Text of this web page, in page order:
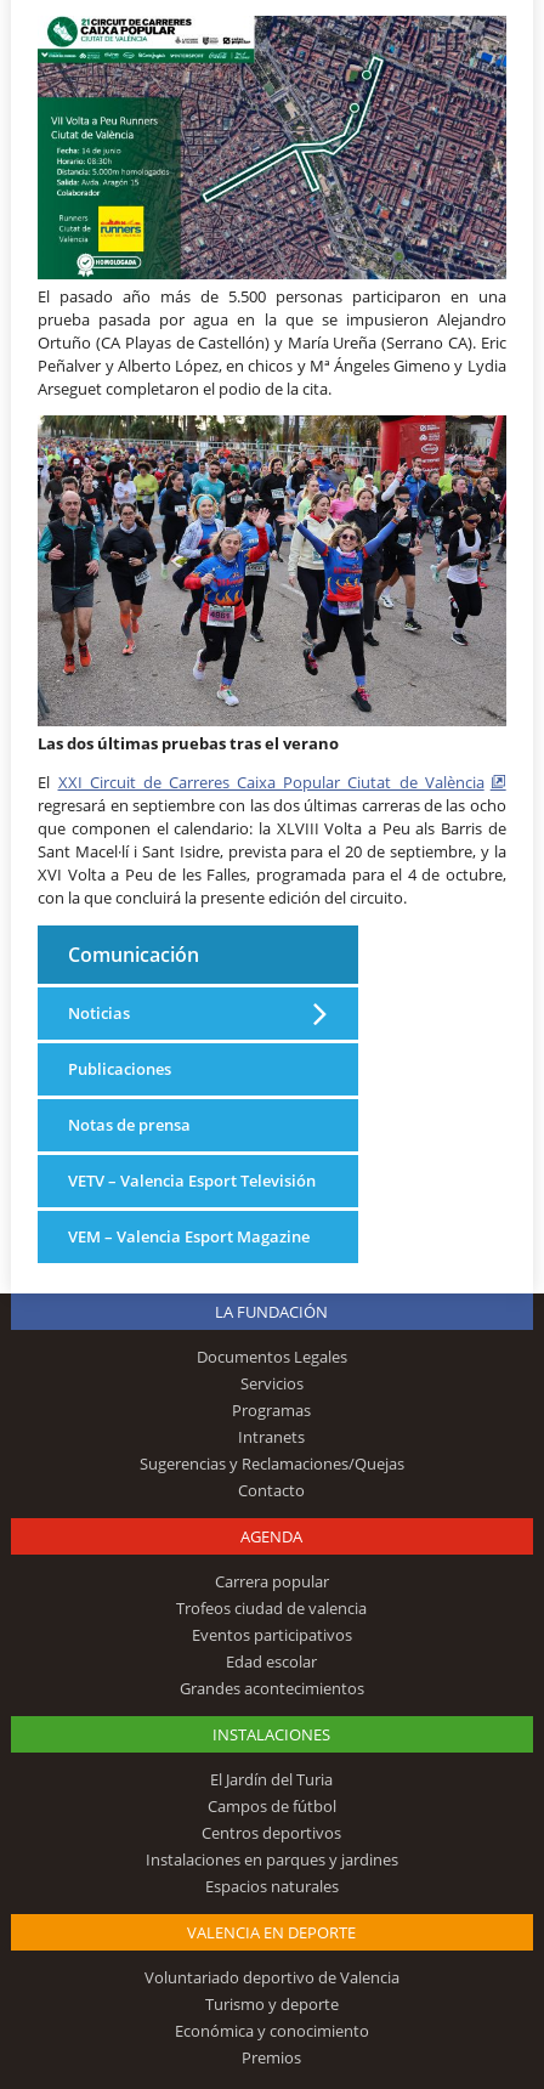
El pasado año más de 5.500 personas participaron en una
prueba pasada por agua en la que se impusieron Alejandro
Ortuño (CA Playas de Castellón) y María Ureña (Serrano CA). Eric
Peñalver y Alberto López, en chicos y Mª Ángeles Gimeno y Lydia
Arseguet completaron el podio de la cita.
Las dos últimas pruebas tras el verano
El XXI Circuit de Carreres Caixa Popular Ciutat de València
regresará en septiembre con las dos últimas carreras de las ocho
que componen el calendario: la XLVIII Volta a Peu als Barris de
Sant Macel·lí i Sant Isidre, prevista para el 20 de septiembre, y la
XVI Volta a Peu de les Falles, programada para el 4 de octubre,
con la que concluirá la presente edición del circuito.
Comunicación
Noticias
Publicaciones
Notas de prensa
VETV – Valencia Esport Televisión
VEM – Valencia Esport Magazine
LA FUNDACIÓN
Documentos Legales
Servicios
Programas
Intranets
Sugerencias y Reclamaciones/Quejas
Contacto
AGENDA
Carrera popular
Trofeos ciudad de valencia
Eventos participativos
Edad escolar
Grandes acontecimientos
INSTALACIONES
El Jardín del Turia
Campos de fútbol
Centros deportivos
Instalaciones en parques y jardines
Espacios naturales
VALENCIA EN DEPORTE
Voluntariado deportivo de Valencia
Turismo y deporte
Económica y conocimiento
Premios